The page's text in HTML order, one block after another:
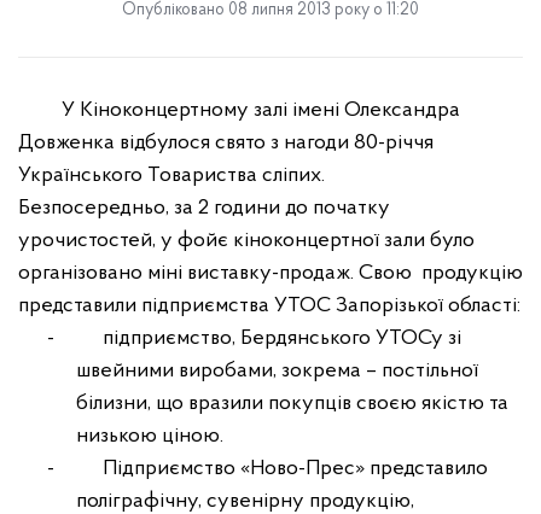
Опубліковано 08 липня 2013 року о 11:20
У Кіноконцертному залі імені Олександра
Довженка відбулося свято з нагоди 80-річчя
Українського Товариства сліпих.
Безпосередньо, за 2 години до початку
урочистостей, у фойє кіноконцертної зали було
організовано міні виставку-продаж. Свою продукцію
представили підприємства УТОС Запорізької області:
-
підприємство, Бердянського УТОСу зі
швейними виробами, зокрема – постільної
білизни, що вразили покупців своєю якістю та
низькою ціною.
-
Підприємство «Ново-Прес» представило
поліграфічну, сувенірну продукцію,